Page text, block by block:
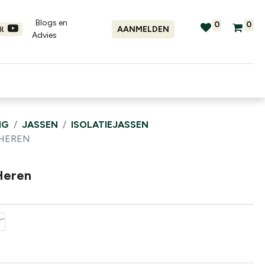
Blogs en
Advies​
AANMELDEN 0 0
JASSEN
ISOLATIEJASSEN